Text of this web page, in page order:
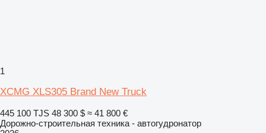
1
XCMG XLS305 Brand New Truck
445 100 TJS 48 300 $ ≈ 41 800 €
Дорожно-строительная техника - автогудронатор